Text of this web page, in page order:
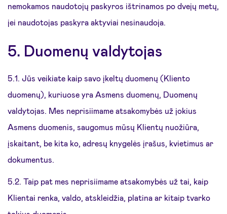
nemokamos naudotojų paskyros ištrinamos po dvejų metų,
jei naudotojas paskyra aktyviai nesinaudoja.
5. Duomenų valdytojas
5.1. Jūs veikiate kaip savo įkeltų duomenų (Kliento
duomenų), kuriuose yra Asmens duomenų, Duomenų
valdytojas. Mes neprisiimame atsakomybės už jokius
Asmens duomenis, saugomus mūsų Klientų nuožiūra,
įskaitant, be kita ko, adresų knygelės įrašus, kvietimus ar
dokumentus.
5.2. Taip pat mes neprisiimame atsakomybės už tai, kaip
Klientai renka, valdo, atskleidžia, platina ar kitaip tvarko